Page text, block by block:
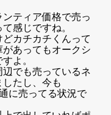
ティア価格で売っ
感じですね。
カチカチくんって
あってもオークシ
よ。
でも売っているネ
たし、今も
に売ってる状況で